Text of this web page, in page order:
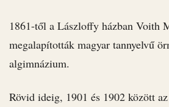
1861-től a Lászloffy házban Voith
megalapították magyar tannyelvű
algimnázium.
Rövid ideig, 1901 és 1902 között